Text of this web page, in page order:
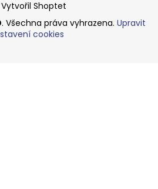
Vytvořil Shoptet
. Všechna práva vyhrazena. Upravit
cookies